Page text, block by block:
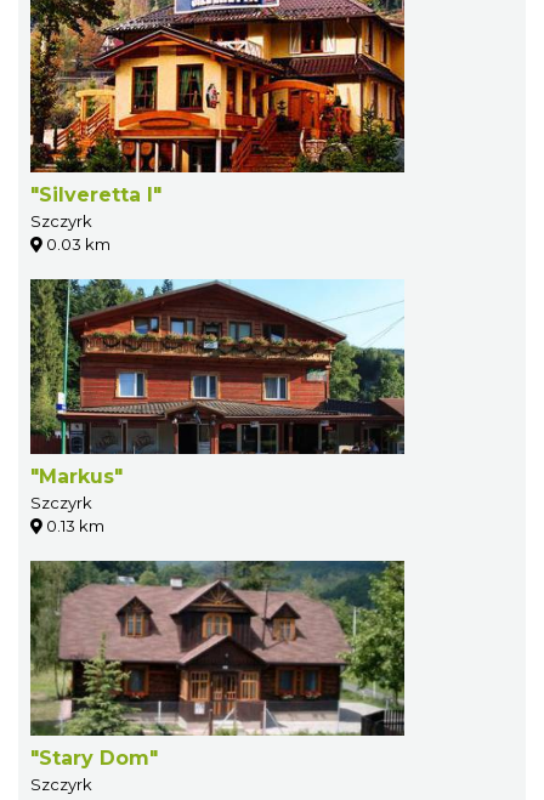
"Silveretta I"
Szczyrk
0.03 km
"Markus"
Szczyrk
0.13 km
"Stary Dom"
Szczyrk